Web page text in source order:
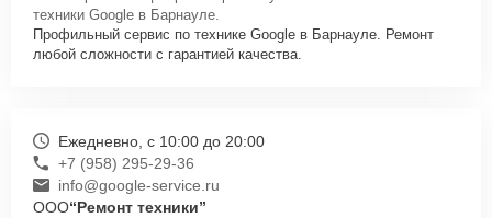
техники Google в Барнауле.
Профильный сервис по технике Google в Барнауле. Ремонт
любой сложности с гарантией качества.
Ежедневно, с 10:00 до 20:00
+7 (958) 295-29-36
info@google-service.ru
ООО“Ремонт техники”